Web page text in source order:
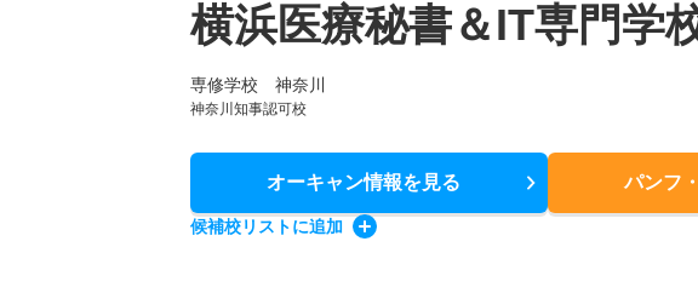
横浜医療秘書＆IT専門学
専修学校 神奈川
神奈川知事認可校
オーキャン情報を見る パンフ
候補校リストに追加